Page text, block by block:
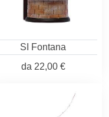
SI Fontana
da 22,00 €